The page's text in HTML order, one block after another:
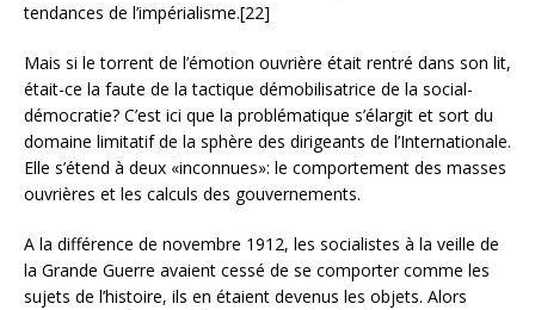
tendances de l’impérialisme.[22]
Mais si le torrent de l’émotion ouvrière était rentré dans son lit,
était-ce la faute de la tactique démobilisatrice de la social-
démocratie? C’est ici que la problématique s’élargit et sort du
domaine limitatif de la sphère des dirigeants de l’Internationale.
Elle s’étend à deux «inconnues»: le comportement des masses
ouvrières et les calculs des gouvernements.
A la différence de novembre 1912, les socialistes à la veille de
la Grande Guerre avaient cessé de se comporter comme les
sujets de l’histoire, ils en étaient devenus les objets. Alors